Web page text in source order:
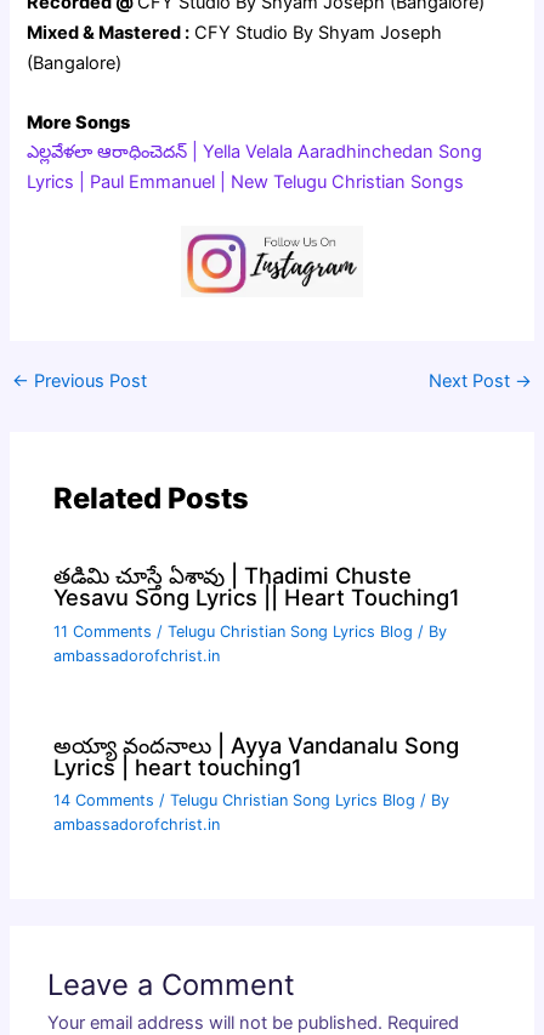
Mixed & Mastered : CFY Studio By Shyam Joseph
(Bangalore)
More Songs
ఎల్లవేళలా ఆరాధించెదన్ | Yella Velala Aaradhinchedan Song
Lyrics | Paul Emmanuel | New Telugu Christian Songs
← Previous Post Next Post →
Related Posts
తడిమి చూస్తే ఏశావు | Thadimi Chuste
Yesavu Song Lyrics || Heart Touching1
11 Comments /Telugu Christian Song Lyrics Blog / By
ambassadorofchrist.in
అయ్యా వందనాలు | Ayya Vandanalu Song
Lyrics | heart touching1
14 Comments /Telugu Christian Song Lyrics Blog / By
ambassadorofchrist.in
Leave a Comment
Your email address will not be published. Required